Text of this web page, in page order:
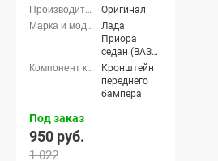
Оригинал
Лада
Приора
седан (ВАЗ
2170), Лада
Приора
универсал
Кронштейн
переднего
бампера
Под заказ
950 руб.
1 022